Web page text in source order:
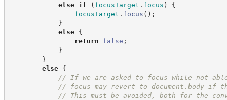
else
if ( focusTarget . focus )
{
focusTarget . focus ( ) ;
}
else
{
return
false ;
}
}
else
{
// If we are asked to focus while not
// focus may revert to document.body if
// This must be avoided, both for the